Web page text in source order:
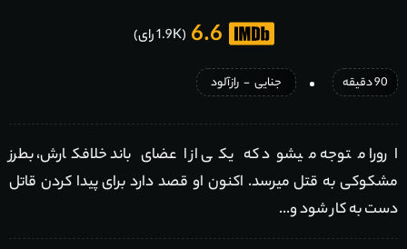
6.6 (1.9K رای)
90 دقیقه جنایی - رازآلود
ارورا متوجه میشود که یکی از اعضای باند خلافکارش، بطرز
مشکوکی به قتل میرسد. اکنون او قصد دارد برای پیدا کردن قاتل
دست به کار شود و...